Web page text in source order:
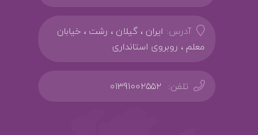
آدرس: ایران ، گیلان ، رشت ، خیابان
معلم ، روبروی استانداری
تلفن: 01391002552